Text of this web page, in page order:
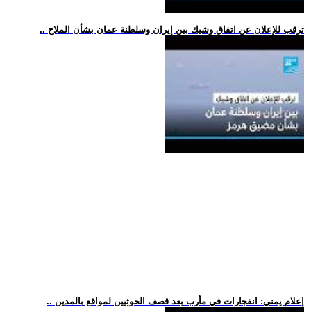
.. ترقب للإعلان عن اتفاق وشيك بين إيران وسلطنة عمان بشأن الملاح
.. إعلام يمني: انفجارات في مأرب بعد قصف الحوثيين لمواقع بالمدين